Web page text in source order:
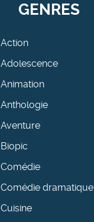
GENRES
Action
Adolescence
Animation
Anthologie
Aventure
Biopic
Comédie
Comédie dramatique
Cuisine